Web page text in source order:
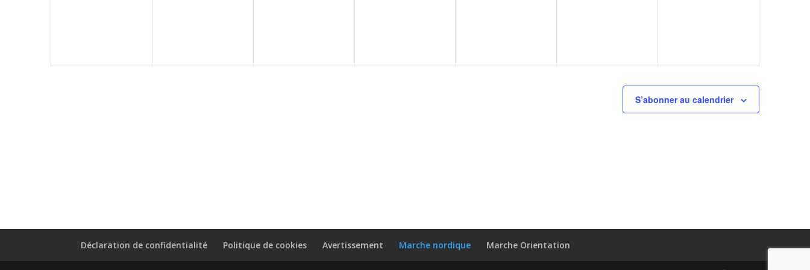
S’abonner au calendrier
Déclaration de confidentialité Politique de cookies Avertissement Marche nordique Marche Orientation